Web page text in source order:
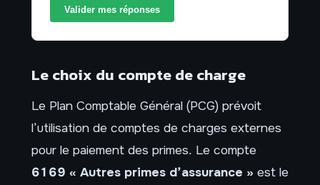
Valider mes réponses
Le choix du compte de charge
Le Plan Comptable Général (PCG) prévoit
l’utilisation de comptes de charges externes
pour le paiement des primes. Le compte
6169 « Autres primes d’assurance » est le